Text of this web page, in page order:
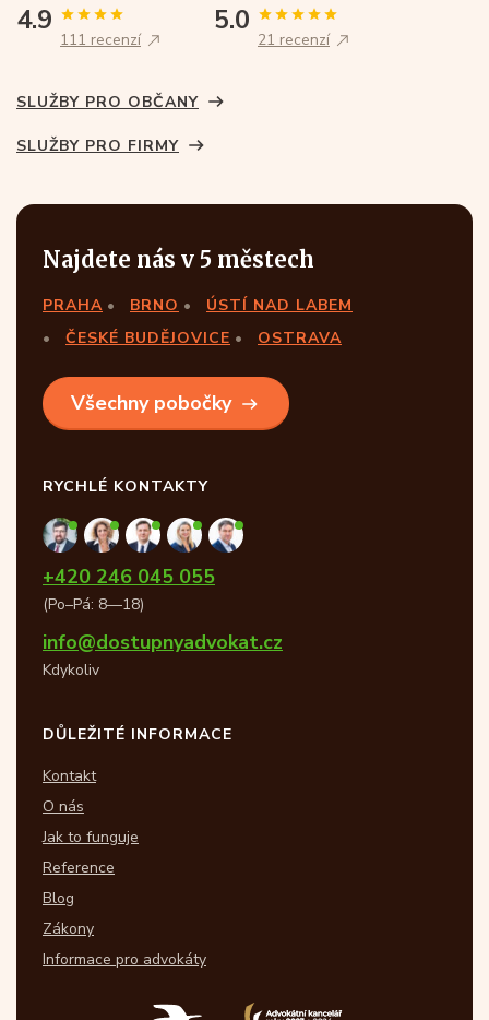
4.9
111 recenzí
5.0
21 recenzí
SLUŽBY PRO OBČANY
SLUŽBY PRO FIRMY
Najdete nás v 5 městech
PRAHA BRNO
ÚSTÍ NAD LABEM
ČESKÉ BUDĚJOVICE
OSTRAVA
Všechny pobočky
RYCHLÉ KONTAKTY
+420 246 045 055
(Po–Pá: 8—18)
info@dostupnyadvokat.cz
Kdykoliv
DŮLEŽITÉ INFORMACE
Kontakt
O nás
Jak to funguje
Reference
Blog
Zákony
Informace pro advokáty